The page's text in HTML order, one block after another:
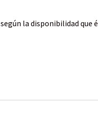
según la disponibilidad que